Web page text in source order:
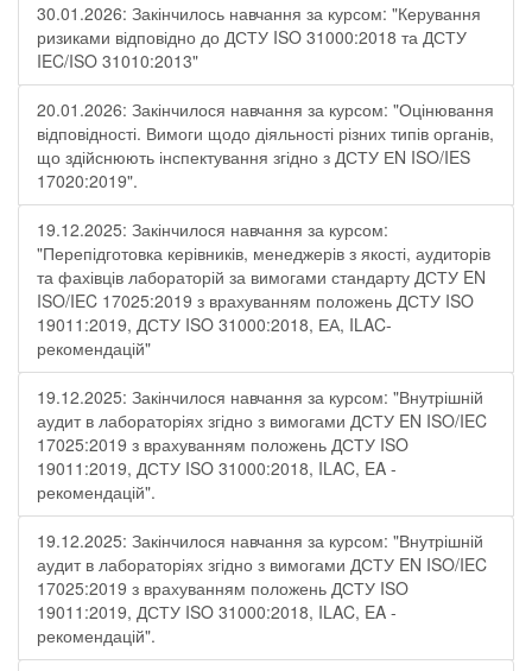
30.01.2026: Закінчилось навчання за курсом: "Керування
ризиками відповідно до ДСТУ ISO 31000:2018 та ДСТУ
IEC/ISO 31010:2013"
20.01.2026: Закінчилося навчання за курсом: "Оцінювання
відповідності. Вимоги щодо діяльності різних типів органів,
що здійснюють інспектування згідно з ДСТУ ЕN ISO/IES
17020:2019".
19.12.2025: Закінчилося навчання за курсом:
"Перепідготовка керівників, менеджерів з якості, аудиторів
та фахівців лабораторій за вимогами стандарту ДСТУ EN
ISO/IEC 17025:2019 з врахуванням положень ДСТУ ISO
19011:2019, ДСТУ ISO 31000:2018, ЕА, ILAC-
рекомендацій"
19.12.2025: Закінчилося навчання за курсом: "Внутрішній
аудит в лабораторіях згідно з вимогами ДСТУ EN ISO/IEC
17025:2019 з врахуванням положень ДСТУ ISO
19011:2019, ДСТУ ISO 31000:2018, ILAC, EA -
рекомендацій".
19.12.2025: Закінчилося навчання за курсом: "Внутрішній
аудит в лабораторіях згідно з вимогами ДСТУ EN ISO/IEC
17025:2019 з врахуванням положень ДСТУ ISO
19011:2019, ДСТУ ISO 31000:2018, ILAC, EA -
рекомендацій".